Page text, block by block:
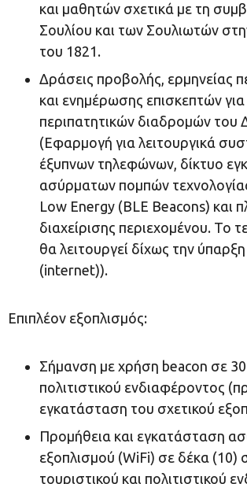
και μαθητών σχετικά με τη
Σουλίου και των Σουλιωτών
του 1821.
Δράσεις προβολής, ερμηνείας
και ενημέρωσης επισκεπτών για
περιπατητικών διαδρομών του
(Εφαρμογή για λειτουργικά
έξυπνων τηλεφώνων, δίκτυο
ασύρματων πομπών
Low Energy (BLE Beacons) και
διαχείρισης περιεχομένου. Το
θα λειτουργεί δίχως την
(internet)).
Επιπλέον εξοπλισμός:
Σήμανση με χρήση beacon σε
πολιτιστικού ενδιαφέροντος
εγκατάσταση του σχετικού
Προμήθεια και εγκατάσταση
εξοπλισμού (WiFi) σε δέκα (10)
τουριστικού και πολιτιστικού